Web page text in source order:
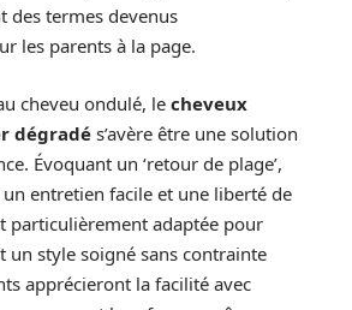
des termes devenus
les parents à la page.
cheveu ondulé, le cheveux
dégradé s’avère être une solution
Évoquant un ‘retour de plage’,
entretien facile et une liberté de
particulièrement adaptée pour
un style soigné sans contrainte
apprécieront la facilité avec